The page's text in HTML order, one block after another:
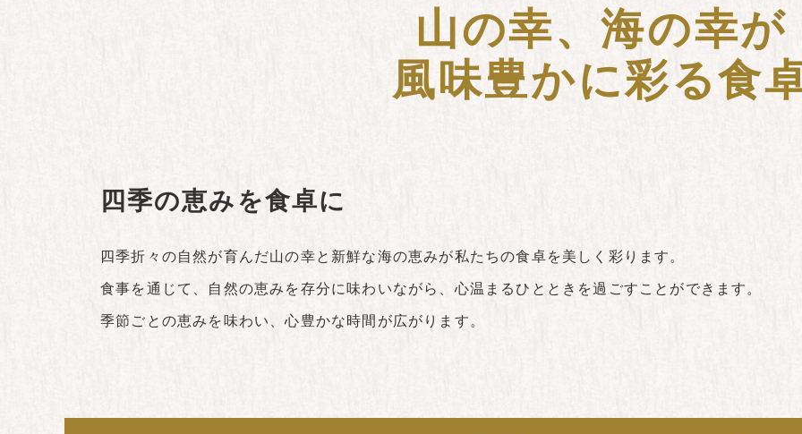
山の幸、海の幸が
風味豊かに彩る食
四季の恵みを食卓に
四季折々の自然が育んだ山の幸と新鮮な海の恵みが私たちの食卓を美しく彩ります。
食事を通じて、自然の恵みを存分に味わいながら、心温まるひとときを過ごすことができます。
季節ごとの恵みを味わい、心豊かな時間が広がります。